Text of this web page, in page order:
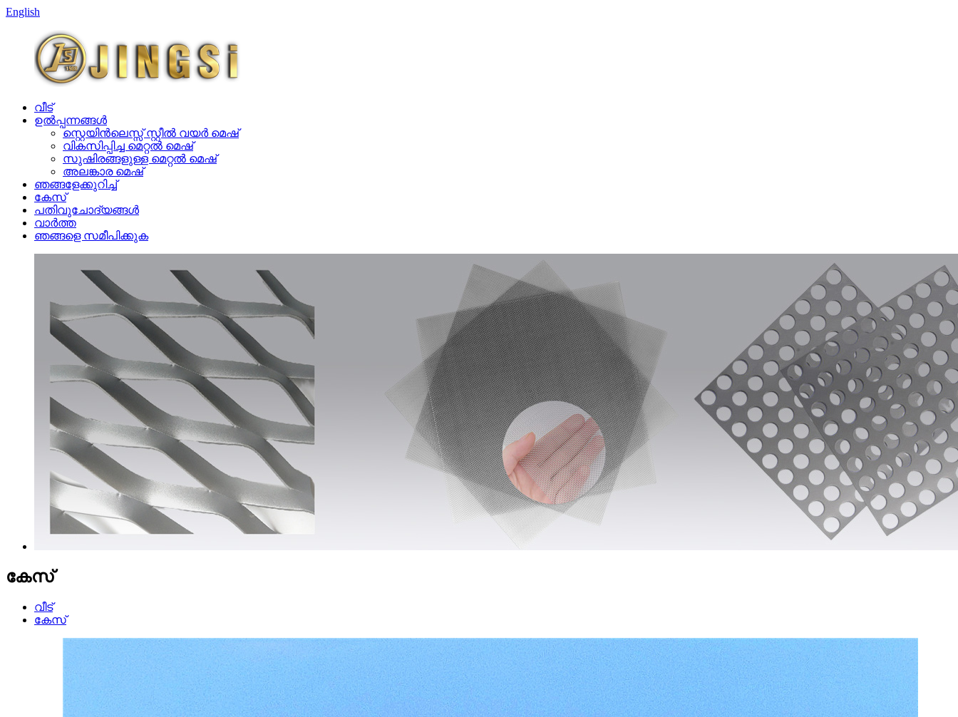
English
വീട്
ഉൽപ്പന്നങ്ങൾ
സ്റ്റെയിൻലെസ്സ് സ്റ്റീൽ വയർ മെഷ്
വികസിപ്പിച്ച മെറ്റൽ മെഷ്
സുഷിരങ്ങളുള്ള മെറ്റൽ മെഷ്
അലങ്കാര മെഷ്
ഞങ്ങളേക്കുറിച്ച്
കേസ്
പതിവുചോദ്യങ്ങൾ
വാർത്ത
ഞങ്ങളെ സമീപിക്കുക
കേസ്
വീട്
കേസ്